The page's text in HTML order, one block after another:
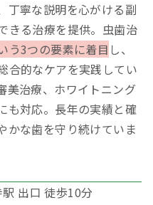
丁寧な説明を心がける副
きる治療を提供。虫歯治
う3つの要素に着目 し、
合的なケアを実践してい
美治療、ホワイトニング
も対応。長年の実績と確
かな歯を守り続けていま
出口 徒歩10分